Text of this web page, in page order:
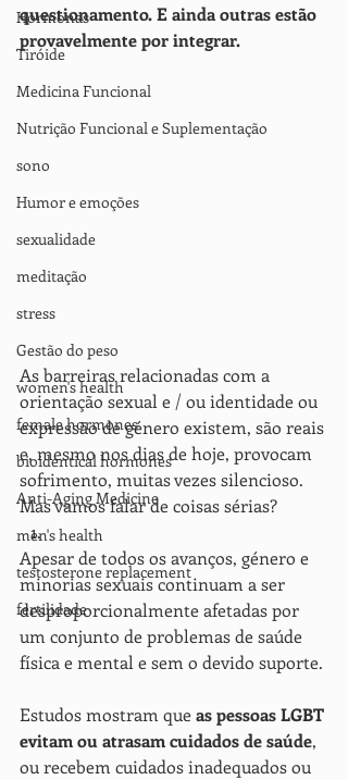
Hormonas
Tiróide
Medicina Funcional
Nutrição Funcional e Suplementação
sono
Humor e emoções
sexualidade
meditação
stress
Gestão do peso
women's health
female hormones
bioidentical hormones
Anti-Aging Medicine
men's health
testosterone replacement
fertilidade
questionamento. E ainda outras estão
provavelmente por integrar.
As barreiras relacionadas com a
orientação sexual e / ou identidade ou
expressão de género existem, são reais
e, mesmo nos dias de hoje, provocam
sofrimento, muitas vezes silencioso.
Mas vamos falar de coisas sérias?
Apesar de todos os avanços, género e
minorias sexuais continuam a ser
desproporcionalmente afetadas por
um conjunto de problemas de saúde
física e mental e sem o devido suporte.
Estudos mostram que as pessoas LGBT
evitam ou atrasam cuidados de saúde,
ou recebem cuidados inadequados ou